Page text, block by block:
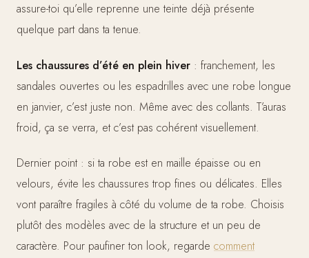
assure-toi qu’elle reprenne une teinte déjà présente
quelque part dans ta tenue.
Les chaussures d’été en plein hiver : franchement, les
sandales ouvertes ou les espadrilles avec une robe longue
en janvier, c’est juste non. Même avec des collants. T’auras
froid, ça se verra, et c’est pas cohérent visuellement.
Dernier point : si ta robe est en maille épaisse ou en
velours, évite les chaussures trop fines ou délicates. Elles
vont paraître fragiles à côté du volume de ta robe. Choisis
plutôt des modèles avec de la structure et un peu de
caractère. Pour paufiner ton look, regarde comment